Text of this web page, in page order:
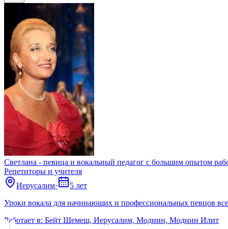
Светлана - певица и вокальный педагог с большим опытом
Репетиторы и учителя
Иерусалим·
5 лет
Уроки вокала для начинающих и профессиональных певцов
Работает в: Бейт Шемеш, Иерусалим, Модиин, Модиин Илит